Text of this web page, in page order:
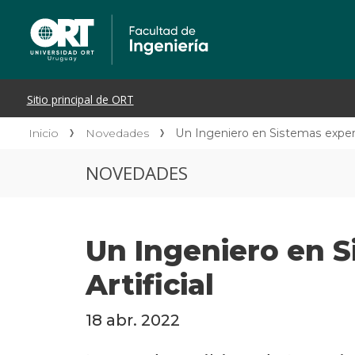
Inicio Novedades Un Ingeniero en Sistemas
NOVEDADES
Un Ingeniero en
Artificial
18 abr. 2022